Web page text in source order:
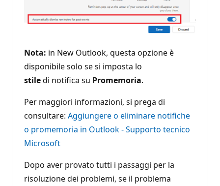
Nota: in New Outlook, questa opzione è
disponibile solo se si imposta lo
stiledi notifica su Promemoria.
Per maggiori informazioni, si prega di
consultare: Aggiungere o eliminare notifiche
o promemoria in Outlook - Supporto tecnico
Microsoft
Dopo aver provato tutti i passaggi per la
risoluzione dei problemi, se il problema